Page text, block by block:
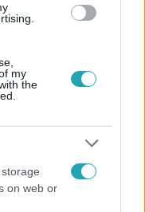
my
the
on web or